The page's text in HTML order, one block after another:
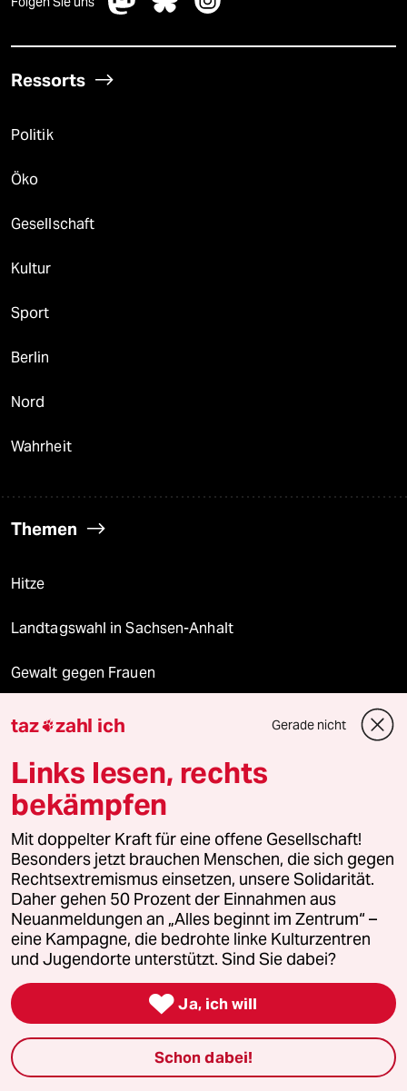
Ressorts
Politik
Öko
Gesellschaft
Kultur
Sport
Berlin
Nord
Wahrheit
Themen
Hitze
Landtagswahl in Sachsen-Anhalt
Gewalt gegen Frauen
Surfen
Verlag
Aktuelles
Hausblog
Die Seitenwende
Stellen
taz zahl ich Gerade nicht
Links lesen, rechts
bekämpfen
Mit doppelter Kraft für eine offene Gesellschaft!
Besonders jetzt brauchen Menschen, die sich gegen
Rechtsextremismus einsetzen, unsere Solidarität.
Daher gehen 50 Prozent der Einnahmen aus
Neuanmeldungen an „Alles beginnt im Zentrum“ –
eine Kampagne, die bedrohte linke Kulturzentren
und Jugendorte unterstützt. Sind Sie dabei?
 Ja, ich will
Schon dabei!